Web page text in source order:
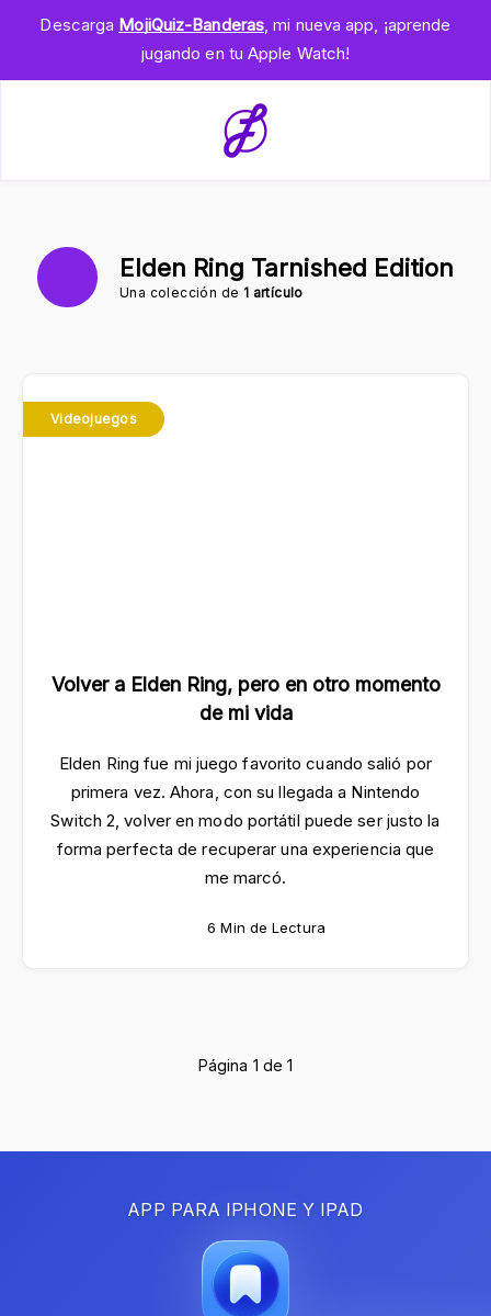
Descarga MojiQuiz-Banderas, mi nueva app, ¡aprende
jugando en tu Apple Watch!
Elden Ring Tarnished Edition
Una colección de 1 artículo
Videojuegos
Volver a Elden Ring, pero en otro momento
de mi vida
Elden Ring fue mi juego favorito cuando salió por
primera vez. Ahora, con su llegada a Nintendo
Switch 2, volver en modo portátil puede ser justo la
forma perfecta de recuperar una experiencia que
me marcó.
6 Min de Lectura
Página 1 de 1
APP PARA IPHONE Y IPAD